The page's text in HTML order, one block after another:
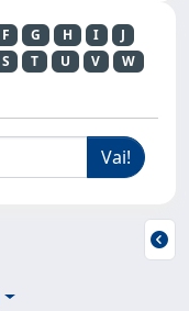
F G H I
J
S T U V
W